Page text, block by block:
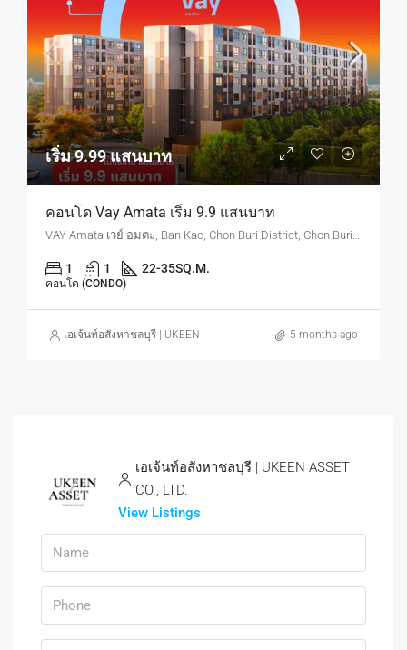
เริ่ม 9.99 แสนบาท
คอนโด Vay Amata เริ่ม 9.9 แสนบาท
VAY Amata เวย์ อมตะ, Ban Kao, Chon Buri District, Chon Buri, Thailand
1 1 22-35SQ.M.
คอนโด (CONDO)
เอเจ้นท์อสังหาชลบุรี | UKEEN ASSET CO., LTD. 5 months ago
เอเจ้นท์อสังหาชลบุรี | UKEEN ASSET
CO., LTD.
View Listings